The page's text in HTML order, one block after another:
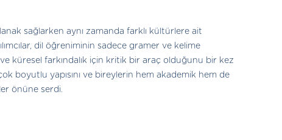
sağlarken aynı zamanda farklı kültürlere ait
dil öğreniminin sadece gramer ve kelime
küresel farkındalık için kritik bir araç olduğunu bir kez
boyutlu yapısını ve bireylerin hem akademik hem de
önüne serdi.